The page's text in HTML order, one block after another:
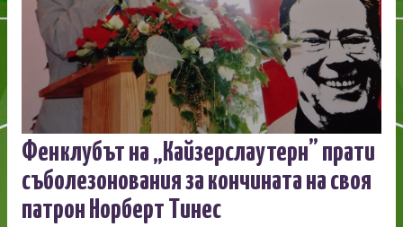
Фенклубът на „Кайзерслаутерн” прати
съболезонования за кончината на своя
патрон Норберт Тинес